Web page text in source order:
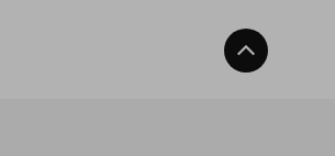
Back To Top